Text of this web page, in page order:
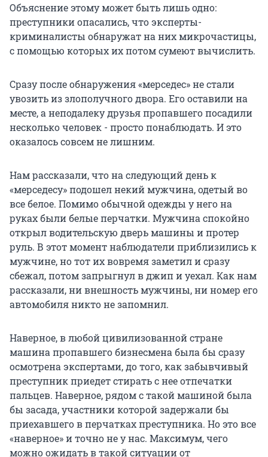
Объяснение этому может быть лишь одно:
преступники опасались, что эксперты-
криминалисты обнаружат на них микрочастицы,
с помощью которых их потом сумеют вычислить.
Сразу после обнаружения «мерседес» не стали
увозить из злополучного двора. Его оставили на
месте, а неподалеку друзья пропавшего посадили
несколько человек - просто понаблюдать. И это
оказалось совсем не лишним.
Нам рассказали, что на следующий день к
«мерседесу» подошел некий мужчина, одетый во
все белое. Помимо обычной одежды у него на
руках были белые перчатки. Мужчина спокойно
открыл водительскую дверь машины и протер
руль. В этот момент наблюдатели приблизились к
мужчине, но тот их вовремя заметил и сразу
сбежал, потом запрыгнул в джип и уехал. Как нам
рассказали, ни внешность мужчины, ни номер его
автомобиля никто не запомнил.
Наверное, в любой цивилизованной стране
машина пропавшего бизнесмена была бы сразу
осмотрена экспертами, до того, как забывчивый
преступник приедет стирать с нее отпечатки
пальцев. Наверное, рядом с такой машиной была
бы засада, участники которой задержали бы
приехавшего в перчатках преступника. Но это все
«наверное» и точно не у нас. Максимум, чего
можно ожидать в такой ситуации от